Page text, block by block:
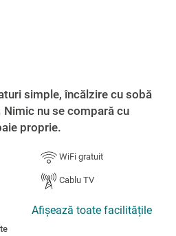
simple, încălzire cu sobă
nu se compară cu
proprie.
WiFi gratuit
Cablu TV
Afișează toate facilitățile